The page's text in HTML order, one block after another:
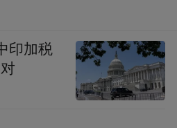
印加税